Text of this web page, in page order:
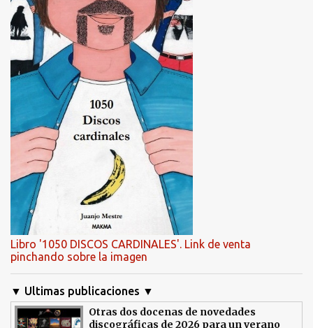
Libro '1050 DISCOS CARDINALES'. Link de venta
pinchando sobre la imagen
▼ Ultimas publicaciones ▼
Otras dos docenas de novedades
discográficas de 2026 para un verano